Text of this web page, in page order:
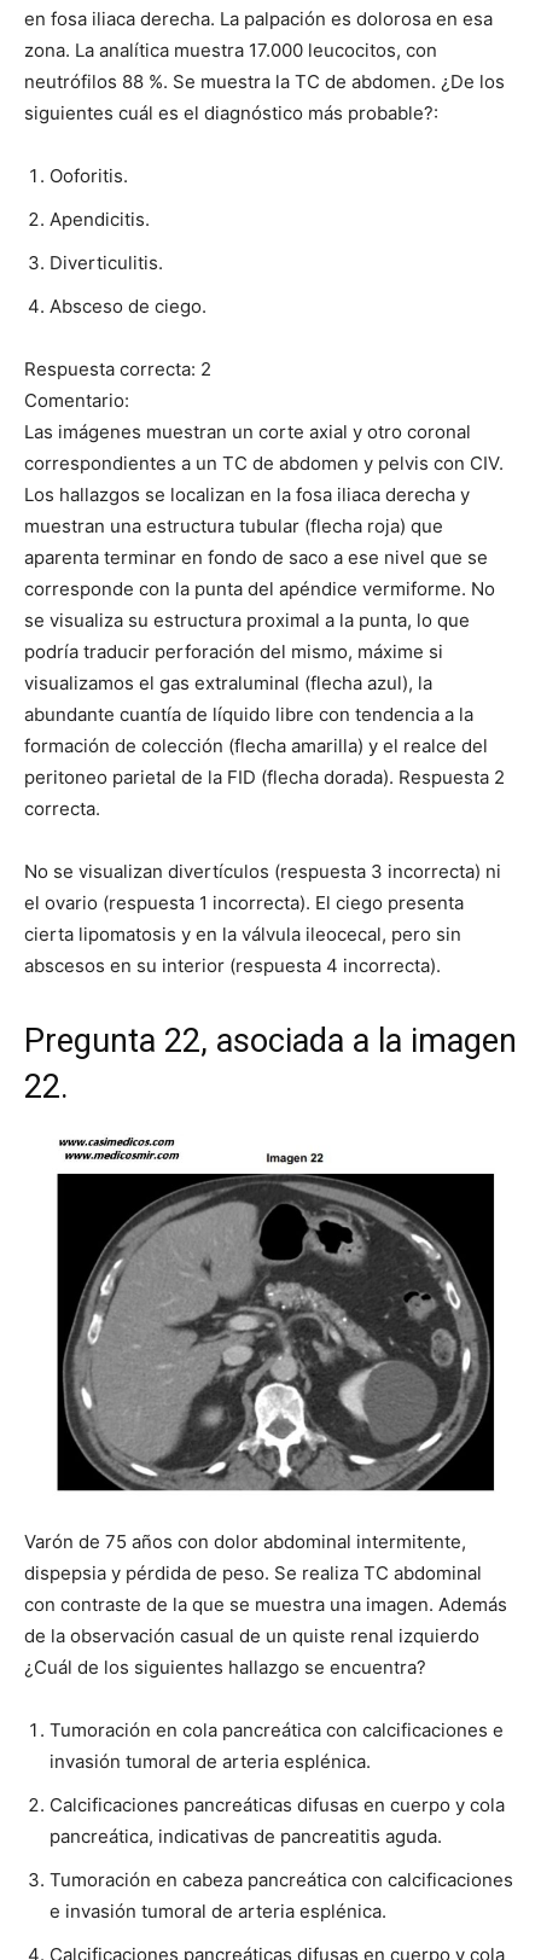
en fosa iliaca derecha. La palpación es dolorosa en esa
zona. La analítica muestra 17.000 leucocitos, con
neutrófilos 88 %. Se muestra la TC de abdomen. ¿De los
siguientes cuál es el diagnóstico más probable?:
Ooforitis.
Apendicitis.
Diverticulitis.
Absceso de ciego.
Respuesta correcta: 2
Comentario:
Las imágenes muestran un corte axial y otro coronal
correspondientes a un TC de abdomen y pelvis con CIV.
Los hallazgos se localizan en la fosa iliaca derecha y
muestran una estructura tubular (flecha roja) que
aparenta terminar en fondo de saco a ese nivel que se
corresponde con la punta del apéndice vermiforme. No
se visualiza su estructura proximal a la punta, lo que
podría traducir perforación del mismo, máxime si
visualizamos el gas extraluminal (flecha azul), la
abundante cuantía de líquido libre con tendencia a la
formación de colección (flecha amarilla) y el realce del
peritoneo parietal de la FID (flecha dorada). Respuesta 2
correcta.
No se visualizan divertículos (respuesta 3 incorrecta) ni
el ovario (respuesta 1 incorrecta). El ciego presenta
cierta lipomatosis y en la válvula ileocecal, pero sin
abscesos en su interior (respuesta 4 incorrecta).
Pregunta 22, asociada a la imagen
22.
Varón de 75 años con dolor abdominal intermitente,
dispepsia y pérdida de peso. Se realiza TC abdominal
con contraste de la que se muestra una imagen. Además
de la observación casual de un quiste renal izquierdo
¿Cuál de los siguientes hallazgo se encuentra?
Tumoración en cola pancreática con calcificaciones e
invasión tumoral de arteria esplénica.
Calcificaciones pancreáticas difusas en cuerpo y cola
pancreática, indicativas de pancreatitis aguda.
Tumoración en cabeza pancreática con calcificaciones
e invasión tumoral de arteria esplénica.
Calcificaciones pancreáticas difusas en cuerpo y cola